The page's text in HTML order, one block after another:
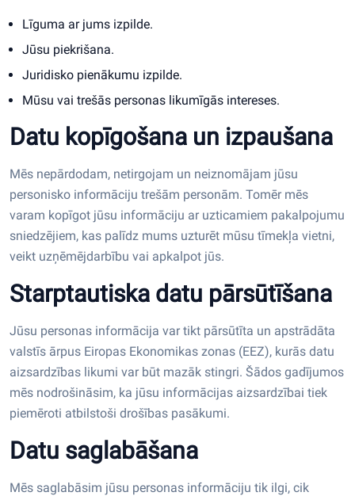
Līguma ar jums izpilde.
Jūsu piekrišana.
Juridisko pienākumu izpilde.
Mūsu vai trešās personas likumīgās intereses.
Datu kopīgošana un izpaušana
Mēs nepārdodam, netirgojam un neiznomājam jūsu
personisko informāciju trešām personām. Tomēr mēs
varam kopīgot jūsu informāciju ar uzticamiem pakalpojumu
sniedzējiem, kas palīdz mums uzturēt mūsu tīmekļa vietni,
veikt uzņēmējdarbību vai apkalpot jūs.
Starptautiska datu pārsūtīšana
Jūsu personas informācija var tikt pārsūtīta un apstrādāta
valstīs ārpus Eiropas Ekonomikas zonas (EEZ), kurās datu
aizsardzības likumi var būt mazāk stingri. Šādos gadījumos
mēs nodrošināsim, ka jūsu informācijas aizsardzībai tiek
piemēroti atbilstoši drošības pasākumi.
Datu saglabāšana
Mēs saglabāsim jūsu personas informāciju tik ilgi, cik